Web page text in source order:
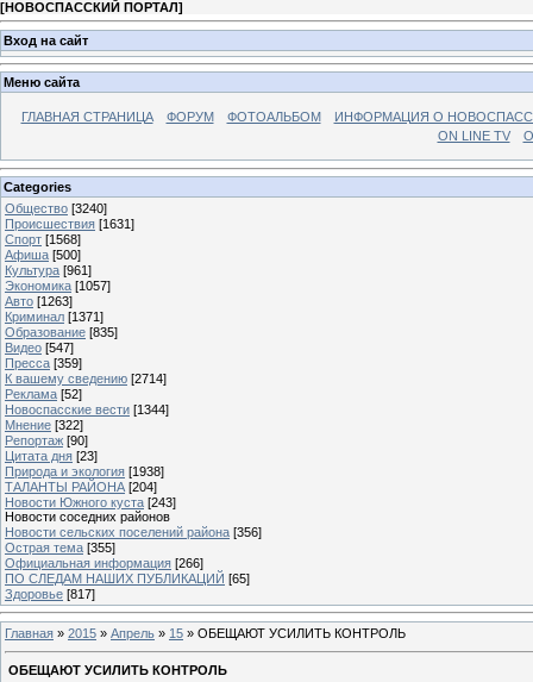
[НОВОСПАССКИЙ ПОРТАЛ]
Вход на сайт
Меню сайта
ГЛАВНАЯ СТРАНИЦА ФОРУМ ФОТОАЛЬБОМ
ИНФОРМАЦИЯ О
ON LINE TV
Categories
Общество [3240]
Происшествия [1631]
Спорт [1568]
Афиша [500]
Культура [961]
Экономика [1057]
Авто [1263]
Криминал [1371]
Образование [835]
Видео [547]
Пресса [359]
К вашему сведению [2714]
Реклама [52]
Новоспасские вести [1344]
Мнение [322]
Репортаж [90]
Цитата дня [23]
Природа и экология [1938]
ТАЛАНТЫ РАЙОНА [204]
Новости Южного куста [243]
Новости соседних районов
Новости сельских поселений района [356]
Острая тема [355]
Официальная информация [266]
ПО СЛЕДАМ НАШИХ ПУБЛИКАЦИЙ [65]
Здоровье [817]
Главная » 2015 » Апрель » 15 » ОБЕЩАЮТ УСИЛИТЬ КОНТРОЛЬ
ОБЕЩАЮТ УСИЛИТЬ КОНТРОЛЬ